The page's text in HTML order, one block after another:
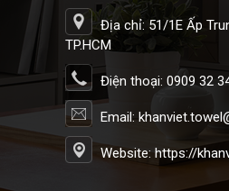
Địa chỉ: 51/1E Ấp
TP.HCM
Điện thoại: 0909 32
Email:
Website: https://